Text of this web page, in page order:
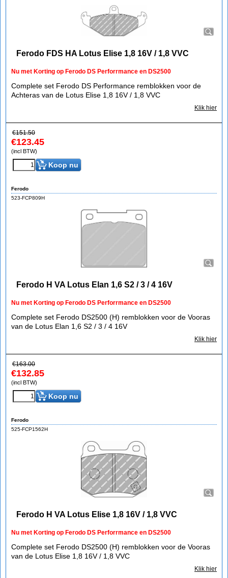
Ferodo FDS HA Lotus Elise 1,8 16V / 1,8 VVC
Nu met Korting op Ferodo DS Perforrmance en DS2500
Complete set Ferodo DS Performance remblokken voor de
Achteras van de Lotus Elise 1,8 16V / 1,8 VVC
Klik hier
€151.50
€123.45
(incl BTW)
Koop nu
Ferodo
523-FCP809H
Ferodo H VA Lotus Elan 1,6 S2 / 3 / 4 16V
Nu met Korting op Ferodo DS Perforrmance en DS2500
Complete set Ferodo DS2500 (H) remblokken voor de Vooras
van de Lotus Elan 1,6 S2 / 3 / 4 16V
Klik hier
€163.00
€132.85
(incl BTW)
Koop nu
Ferodo
525-FCP1562H
Ferodo H VA Lotus Elise 1,8 16V / 1,8 VVC
Nu met Korting op Ferodo DS Perforrmance en DS2500
Complete set Ferodo DS2500 (H) remblokken voor de Vooras
van de Lotus Elise 1,8 16V / 1,8 VVC
Klik hier